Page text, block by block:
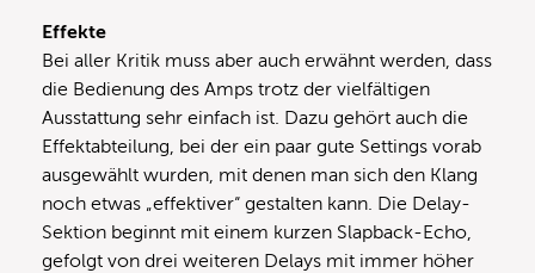
Effekte
Bei aller Kritik muss aber auch erwähnt werden, dass
die Bedienung des Amps trotz der vielfältigen
Ausstattung sehr einfach ist. Dazu gehört auch die
Effektabteilung, bei der ein paar gute Settings vorab
ausgewählt wurden, mit denen man sich den Klang
noch etwas „effektiver“ gestalten kann. Die Delay-
Sektion beginnt mit einem kurzen Slapback-Echo,
gefolgt von drei weiteren Delays mit immer höher